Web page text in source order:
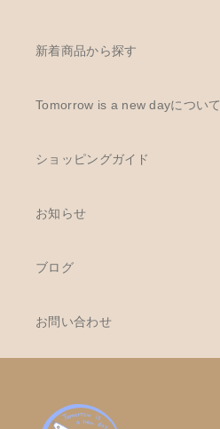
新着商品から探す
Tomorrow is a new dayについて
ショッピングガイド
お知らせ
ブログ
お問い合わせ